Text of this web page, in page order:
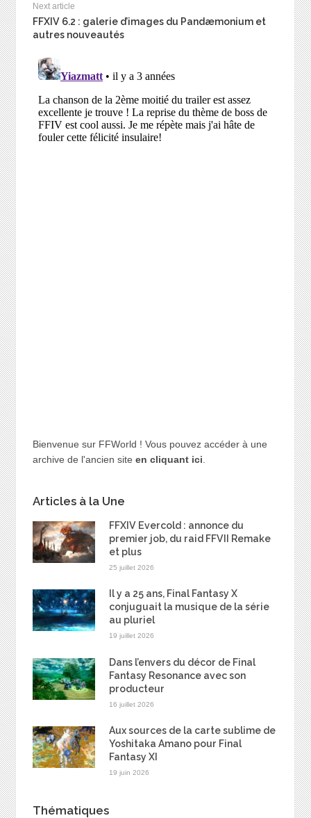
Next article
FFXIV 6.2 : galerie d’images du Pandæmonium et
autres nouveautés
Bienvenue sur FFWorld ! Vous pouvez accéder à une
archive de l'ancien site en cliquant ici.
Articles à la Une
FFXIV Evercold : annonce du
premier job, du raid FFVII Remake
et plus
25 juillet 2026
Il y a 25 ans, Final Fantasy X
conjuguait la musique de la série
au pluriel
19 juillet 2026
Dans l’envers du décor de Final
Fantasy Resonance avec son
producteur
16 juillet 2026
Aux sources de la carte sublime de
Yoshitaka Amano pour Final
Fantasy XI
19 juin 2026
Thématiques